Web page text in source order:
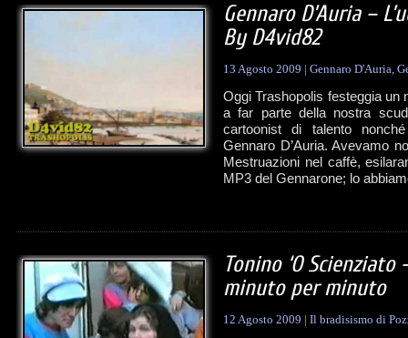
Gennaro D’Auria –
By D4vid82
13 Agosto 2009 | Gennaro D'Auria,
Oggi Trashopolis festeggia
a far parte della nostra
cartoonist di talento
Gennaro D’Auria. Avevamo
Mestruazioni nel caffè,
MP3 del Gennarone; lo
Tonino ‘O
minuto per minuto
12 Agosto 2009 | Il bradisismo di